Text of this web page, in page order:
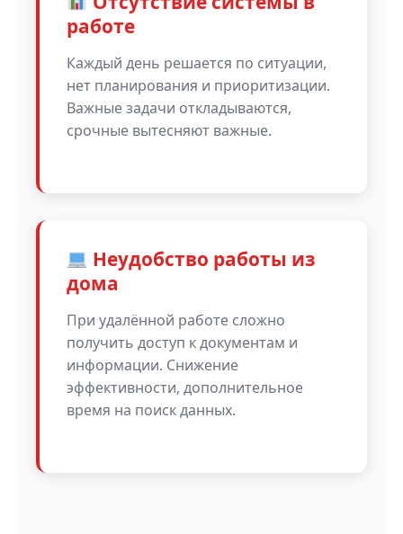
работе
Каждый день решается по ситуации,
нет планирования и приоритизации.
Важные задачи откладываются,
срочные вытесняют важные.
Неудобство работы из
дома
При удалённой работе сложно
получить доступ к документам и
информации. Снижение
эффективности, дополнительное
время на поиск данных.